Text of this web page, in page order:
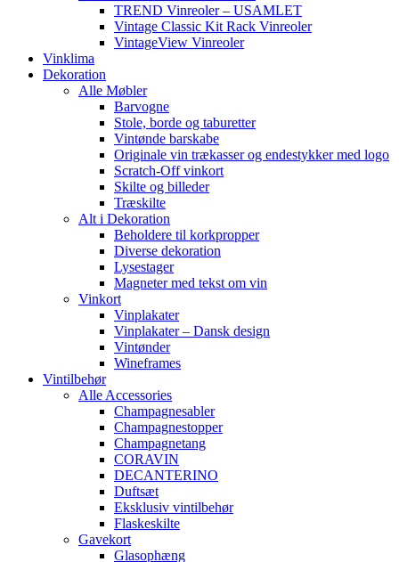
TREND Vinreoler – USAMLET
Vintage Classic Kit Rack Vinreoler
VintageView Vinreoler
Vinklima
Dekoration
Alle Møbler
Barvogne
Stole, borde og taburetter
Vintønde barskabe
Originale vin trækasser og endestykker med logo
Scratch-Off vinkort
Skilte og billeder
Træskilte
Alt i Dekoration
Beholdere til korkpropper
Diverse dekoration
Lysestager
Magneter med tekst om vin
Vinkort
Vinplakater
Vinplakater – Dansk design
Vintønder
Wineframes
Vintilbehør
Alle Accessories
Champagnesabler
Champagnestopper
Champagnetang
CORAVIN
DECANTERINO
Duftsæt
Eksklusiv vintilbehør
Flaskeskilte
Gavekort
Glasophæng